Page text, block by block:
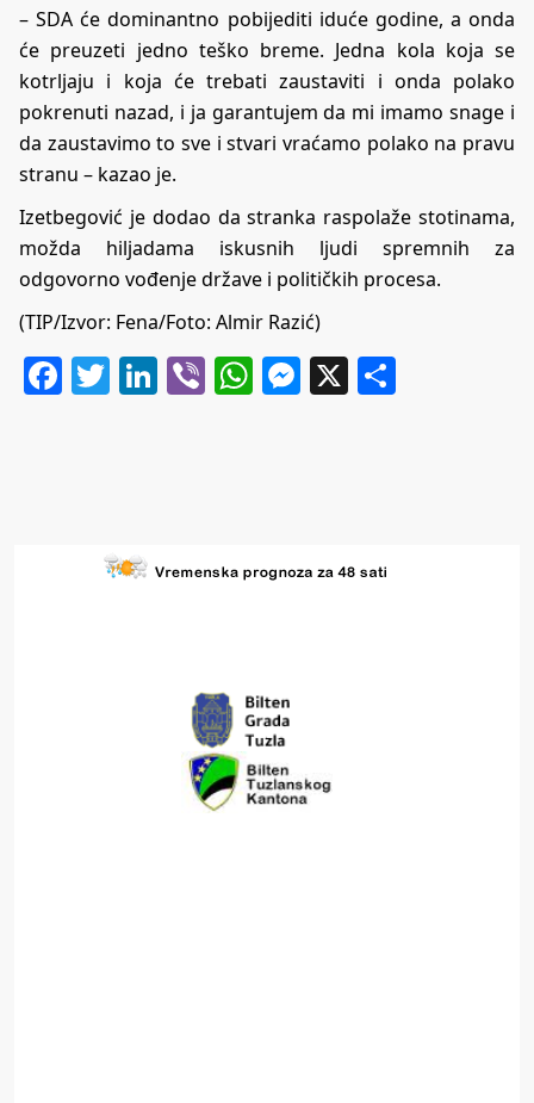
– SDA će dominantno pobijediti iduće godine, a onda
će preuzeti jedno teško breme. Jedna kola koja se
kotrljaju i koja će trebati zaustaviti i onda polako
pokrenuti nazad, i ja garantujem da mi imamo snage i
da zaustavimo to sve i stvari vraćamo polako na pravu
stranu – kazao je.
Izetbegović je dodao da stranka raspolaže stotinama,
možda hiljadama iskusnih ljudi spremnih za
odgovorno vođenje države i političkih procesa.
(TIP/Izvor: Fena/Foto: Almir Razić)
Facebook
Twitter
LinkedIn
ViberWhatsApp
Messenger
X